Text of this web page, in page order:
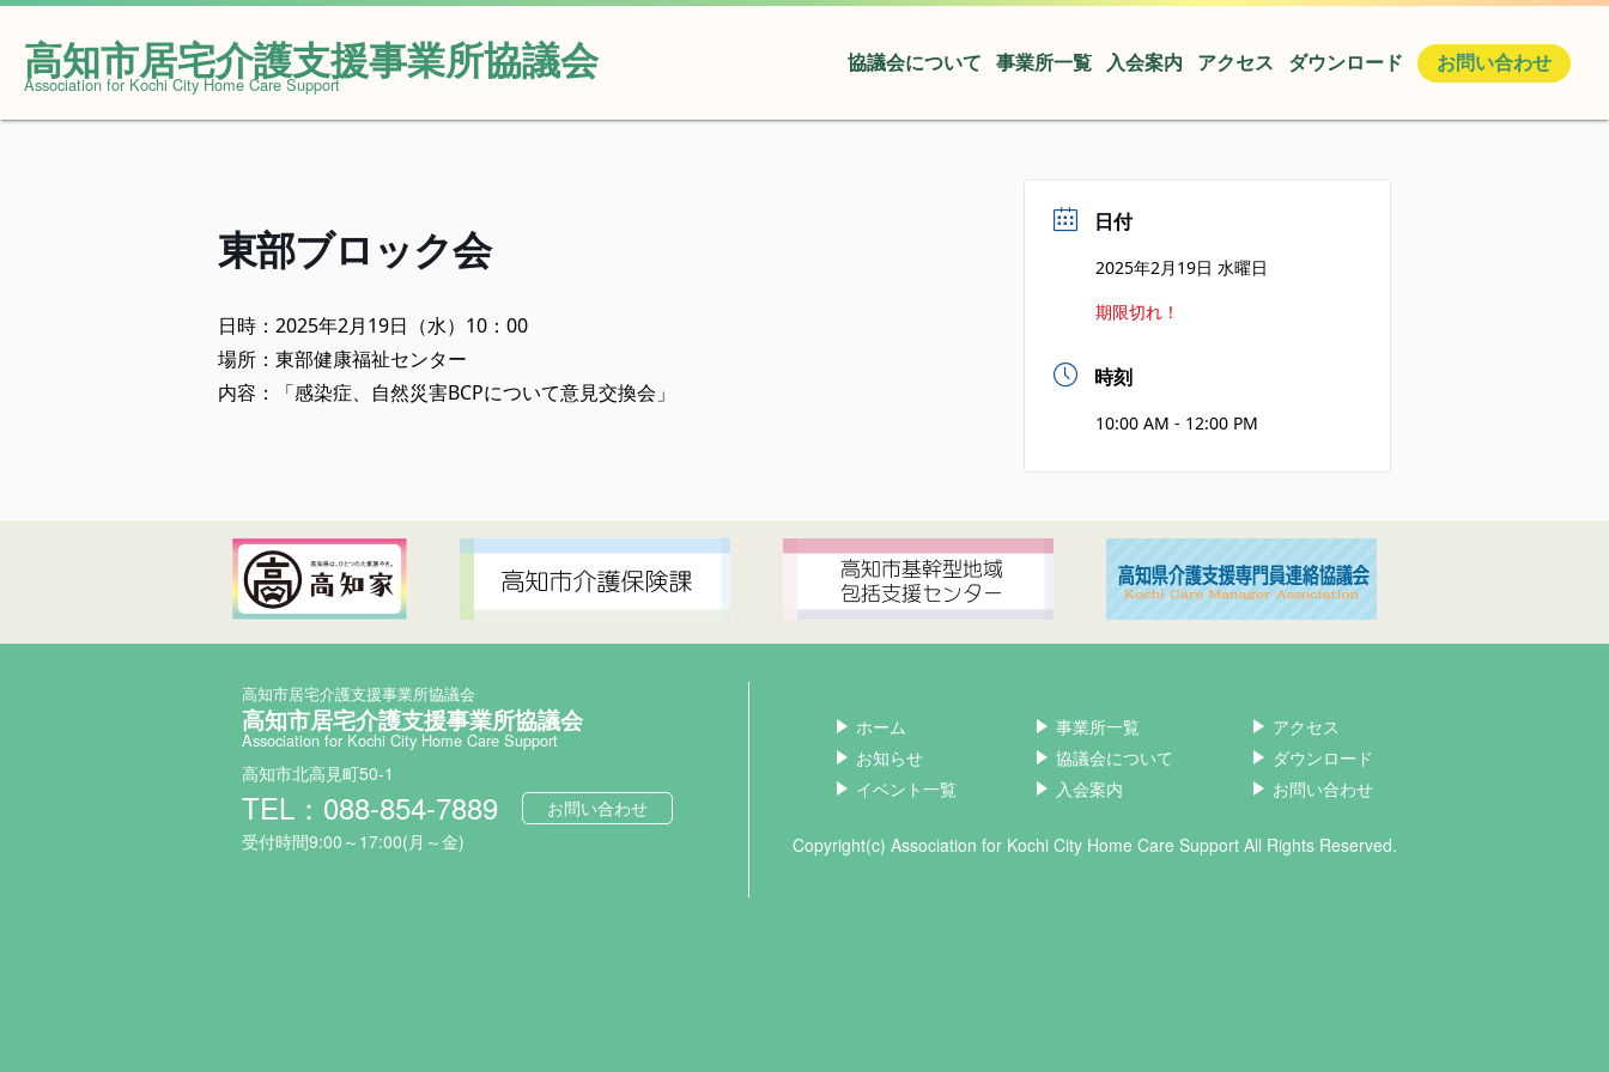
Skip
content
高知市居宅介護支援事業所協議会
Association for Kochi City Home Care Support
協議会について 事業所一覧 入会案内 アクセス ダウンロード お問い合わせ
東部ブロック会
日時：2025年2月19日（水）10：00
場所：東部健康福祉センター
内容：「感染症、自然災害BCPについて意見交換会」
日付
2025年2月19日 水曜日
期限切れ！
時刻
10:00 AM - 12:00 PM
高知市居宅介護支援事業所協議会
高知市居宅介護支援事業所協議会
Association for Kochi City Home Care Support
高知市北高見町50-1
TEL：088-854-7889
受付時間9:00～17:00(月～金)
お問い合わせ
ホーム
お知らせ
イベント一覧
事業所一覧
協議会について
入会案内
アクセス
ダウンロード
お問い合わせ
Copyright(c) Association for Kochi City Home Care Support All Rights Reserved.